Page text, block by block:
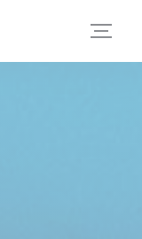
cookies